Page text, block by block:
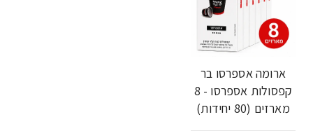
חדש
-5%
ארומה אספרסו בר
קפסולות אספרסו - 8
מארזים (80 יחידות)